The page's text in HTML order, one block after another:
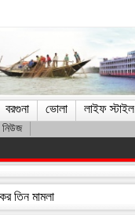
বরগুনা ভোলা লাইফ স্টাইল
নিউজ
তিন মামলা